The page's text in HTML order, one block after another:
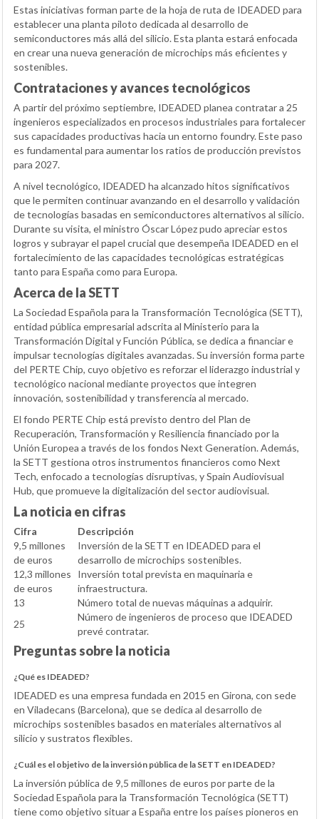
Estas iniciativas forman parte de la hoja de ruta de IDEADED para
establecer una planta piloto dedicada al desarrollo de
semiconductores más allá del silicio. Esta planta estará enfocada
en crear una nueva generación de microchips más eficientes y
sostenibles.
Contrataciones y avances tecnológicos
A partir del próximo septiembre, IDEADED planea contratar a 25
ingenieros especializados en procesos industriales para fortalecer
sus capacidades productivas hacia un entorno foundry. Este paso
es fundamental para aumentar los ratios de producción previstos
para 2027.
A nivel tecnológico, IDEADED ha alcanzado hitos significativos
que le permiten continuar avanzando en el desarrollo y validación
de tecnologías basadas en semiconductores alternativos al silicio.
Durante su visita, el ministro Óscar López pudo apreciar estos
logros y subrayar el papel crucial que desempeña IDEADED en el
fortalecimiento de las capacidades tecnológicas estratégicas
tanto para España como para Europa.
Acerca de la SETT
La Sociedad Española para la Transformación Tecnológica (SETT),
entidad pública empresarial adscrita al Ministerio para la
Transformación Digital y Función Pública, se dedica a financiar e
impulsar tecnologías digitales avanzadas. Su inversión forma parte
del PERTE Chip, cuyo objetivo es reforzar el liderazgo industrial y
tecnológico nacional mediante proyectos que integren
innovación, sostenibilidad y transferencia al mercado.
El fondo PERTE Chip está previsto dentro del Plan de
Recuperación, Transformación y Resiliencia financiado por la
Unión Europea a través de los fondos Next Generation. Además,
la SETT gestiona otros instrumentos financieros como Next
Tech, enfocado a tecnologías disruptivas, y Spain Audiovisual
Hub, que promueve la digitalización del sector audiovisual.
La noticia en cifras
Cifra
Descripción
9,5 millones
de euros
Inversión de la SETT en IDEADED para el
desarrollo de microchips sostenibles.
12,3 millones
de euros
Inversión total prevista en maquinaria e
infraestructura.
13
Número total de nuevas máquinas a adquirir.
25
Número de ingenieros de proceso que IDEADED
prevé contratar.
Preguntas sobre la noticia
¿Qué es IDEADED?
IDEADED es una empresa fundada en 2015 en Girona, con sede
en Viladecans (Barcelona), que se dedica al desarrollo de
microchips sostenibles basados en materiales alternativos al
silicio y sustratos flexibles.
¿Cuál es el objetivo de la inversión pública de la SETT en IDEADED?
La inversión pública de 9,5 millones de euros por parte de la
Sociedad Española para la Transformación Tecnológica (SETT)
tiene como objetivo situar a España entre los países pioneros en